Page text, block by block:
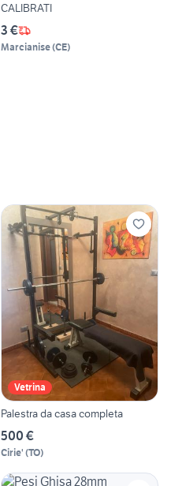
CALIBRATI
3 €
Marcianise(CE)
Vetrina
Palestra da casa completa
500 €
Cirie' (TO)